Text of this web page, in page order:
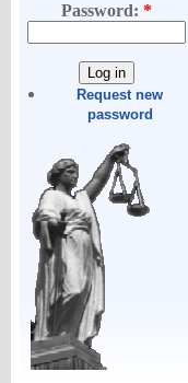
Password:*
Request new
password